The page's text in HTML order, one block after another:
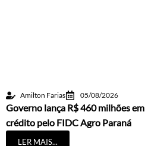
Amilton Farias 05/08/2026
Governo lança R$ 460 milhões em
crédito pelo FIDC Agro Paraná
LER MAIS...